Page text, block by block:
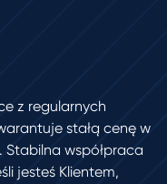
z regularnych
stałą cenę w
współpraca
jesteś Klientem,